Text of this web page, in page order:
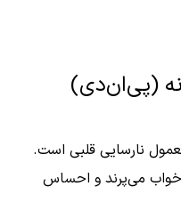
(پی‌ان‌دی)
نارسایی قلبی است.
خواب می‌پرند و احساس